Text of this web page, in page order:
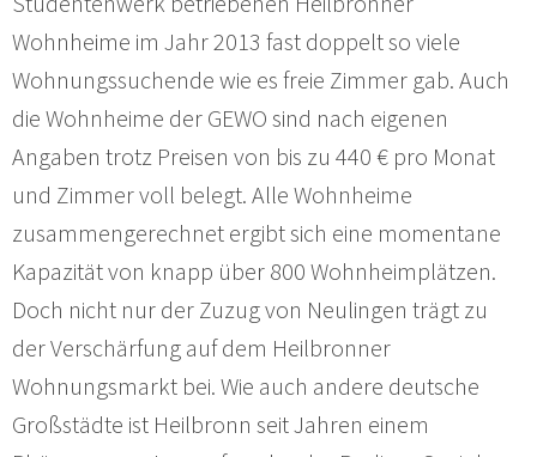
Wohnheime im Jahr 2013 fast doppelt so viele
Wohnungssuchende wie es freie Zimmer gab. Auch
die Wohnheime der GEWO sind nach eigenen
Angaben trotz Preisen von bis zu 440 € pro Monat
und Zimmer voll belegt. Alle Wohnheime
zusammengerechnet ergibt sich eine momentane
Kapazität von knapp über 800 Wohnheimplätzen.
Doch nicht nur der Zuzug von Neulingen trägt zu
der Verschärfung auf dem Heilbronner
Wohnungsmarkt bei. Wie auch andere deutsche
Großstädte ist Heilbronn seit Jahren einem